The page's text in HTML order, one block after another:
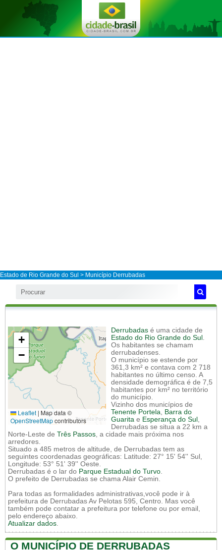
Estado de Rio Grande do Sul > Município Derrubadas
+
−
Leaflet | Map data ©
OpenStreetMapcontributors
Derrubadas é uma cidade de
Estado do Rio Grande do Sul .
Os habitantes se chamam
derrubadenses.
O município se estende por
361,3 km² e contava com 2 718
habitantes no último censo. A
densidade demográfica é de 7,5
habitantes por km² no território
do município.
Vizinho dos municípios de
Tenente Portela, Barra do
Guarita e Esperança do Sul ,
Derrubadas se situa a 22 km a
Norte-Leste de Três Passos, a cidade mais próxima nos
arredores.
Situado a 485 metros de altitude, de Derrubadas tem as
seguintes coordenadas geográficas: Latitude: 27° 15' 54'' Sul,
Longitude: 53° 51' 39'' Oeste.
Derrubadas é o lar do Parque Estadual do Turvo.
O prefeito de Derrubadas se chama Alair Cemin.
Para todas as formalidades administrativas,você pode ir à
prefeitura de Derrubadas Av Pelotas 595, Centro. Mas você
também pode contatar a prefeitura por telefone ou por email,
pelo endereço abaixo.
Atualizar dados.
O MUNICÍPIO DE DERRUBADAS